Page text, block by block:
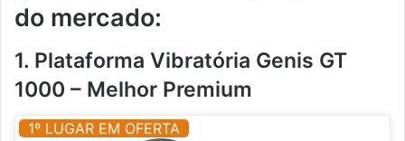
do mercado:
1. Plataforma Vibratória Genis GT
1000 – Melhor Premium
1º LUGAR EM OFERTA